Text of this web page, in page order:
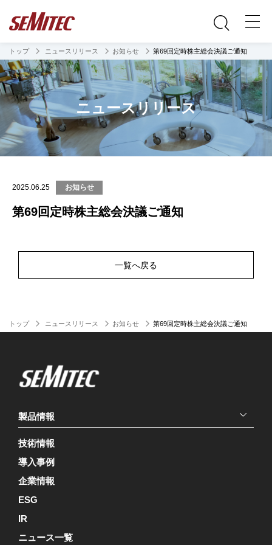
トップ ニュースリリース お知らせ 第69回定時株主総会決議ご通知
ニュースリリース
2025.06.25 お知らせ
第69回定時株主総会決議ご通知
一覧へ戻る
トップ ニュースリリース お知らせ 第69回定時株主総会決議ご通知
製品情報
技術情報
導入事例
企業情報
ESG
IR
ニュース一覧